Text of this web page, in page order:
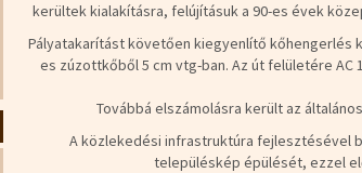
kerültek kialakításra, felújításuk a 90-es évek
Pályatakarítást követően kiegyenlítő kőhengerlés
es zúzottkőből 5 cm vtg-ban. Az út felületére
Továbbá elszámolásra került az
A közlekedési infrastruktúra fejlesztésével
településkép épülését, ezzel